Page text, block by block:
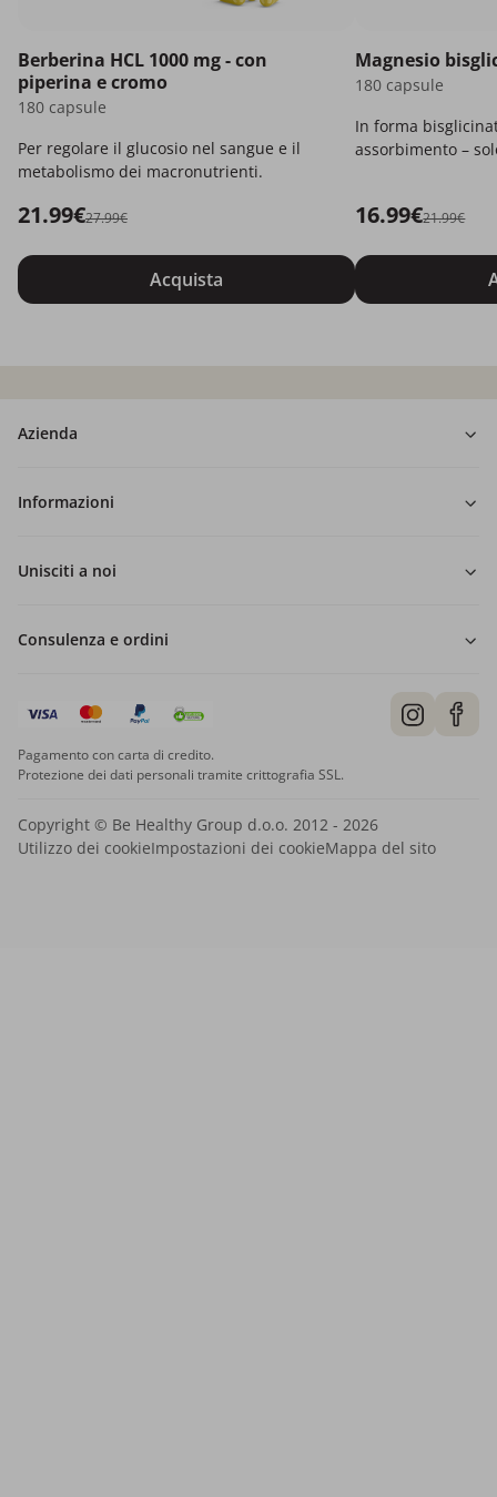
Berberina HCL 1000 mg - con
piperina e cromo
180 capsule
Per regolare il glucosio nel sangue e il
metabolismo dei macronutrienti.
21.99€27.99€
Acquista
Magnesio
180 capsule
In forma
assorbimento –
16.99€21.99€
Azienda
Informazioni
Unisciti a noi
Consulenza e ordini
Pagamento con carta di credito.
Protezione dei dati personali tramite crittografia SSL.
Copyright © Be Healthy Group d.o.o. 2012 - 2026
Utilizzo dei cookieImpostazioni dei cookieMappa del sito